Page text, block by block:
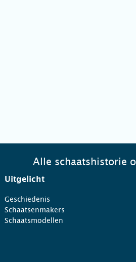
Alle schaatshistorie
Uitgelicht
Geschiedenis
Schaatsenmakers
Schaatsmodellen